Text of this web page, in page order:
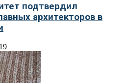
подтвердил
архитекторов в